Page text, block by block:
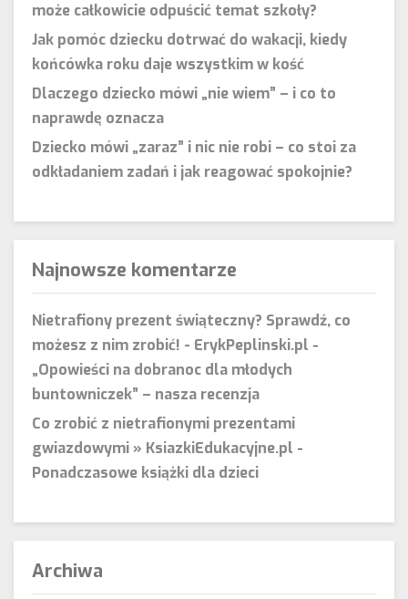
może całkowicie odpuścić temat szkoły?
Jak pomóc dziecku dotrwać do wakacji, kiedy
końcówka roku daje wszystkim w kość
Dlaczego dziecko mówi „nie wiem” – i co to
naprawdę oznacza
Dziecko mówi „zaraz” i nic nie robi – co stoi za
odkładaniem zadań i jak reagować spokojnie?
Najnowsze komentarze
Nietrafiony prezent świąteczny? Sprawdź, co
możesz z nim zrobić! - ErykPeplinski.pl -
„Opowieści na dobranoc dla młodych
buntowniczek” – nasza recenzja
Co zrobić z nietrafionymi prezentami
gwiazdowymi » KsiazkiEdukacyjne.pl -
Ponadczasowe książki dla dzieci
Archiwa